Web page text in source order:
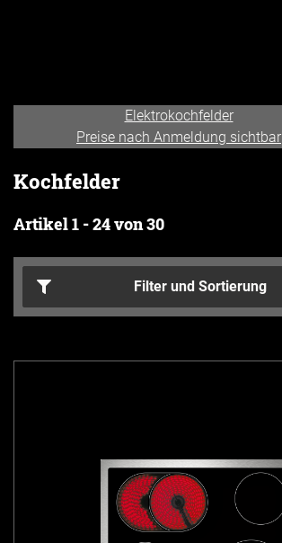
Elektrokochfelder
Preise nach Anmeldung sichtbar
Kochfelder
Artikel 1 - 24 von 30
Filter und Sortierung